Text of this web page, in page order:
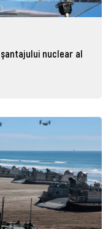
nuclear al